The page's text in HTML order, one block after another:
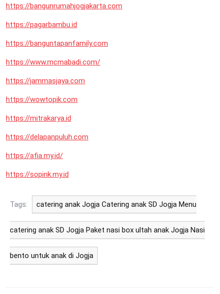
https://bangunrumahjogjakarta.com
https://pagarbambu.id
https://banguntapanfamily.com
https://www.mcmabadi.com/
https://jammasjaya.com
https://wowtopik.com
https://mitrakarya.id
https://delapanpuluh.com
https://afia.my.id/
https://sopink.my.id
Tags: catering anak Jogja Catering anak SD Jogja Menu
catering anak SD Jogja Paket nasi box ultah anak Jogja Nasi
bento untuk anak di Jogja